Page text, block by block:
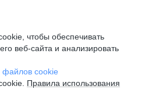
чтобы обеспечивать
веб-сайта и анализировать
файлов cookie
Правила использования